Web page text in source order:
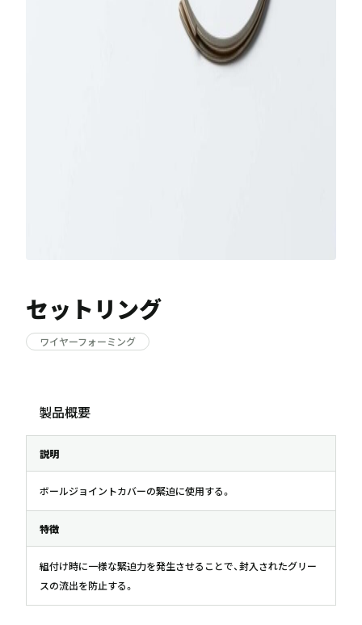
セットリング
ワイヤーフォーミング
製品概要
説明
ボールジョイントカバーの緊迫に使用する。
特徴
組付け時に一様な緊迫力を発生させることで、封入されたグリー
スの流出を防止する。